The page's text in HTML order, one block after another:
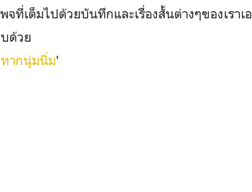
จที่เต็มไปด้วยบันทึกและเรื่องสั้นต่างๆของเราเ
ด้วย
ทากนุ่มนิ่ม'